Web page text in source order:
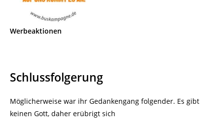
Werbeaktionen
Schlussfolgerung
Möglicherweise war ihr Gedankengang folgender. Es gibt
keinen Gott, daher erübrigt sich